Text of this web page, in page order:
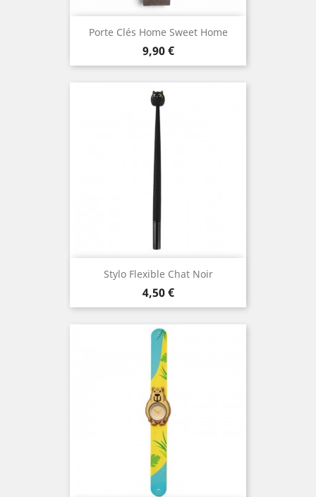
Porte Clés Home Sweet Home
Prix
9,90 €
Stylo Flexible Chat Noir
Prix
4,50 €